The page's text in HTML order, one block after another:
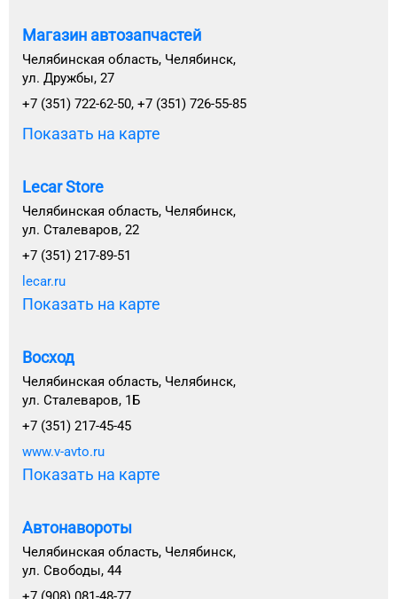
Магазин автозапчастей
Челябинская область, Челябинск,
ул. Дружбы, 27
+7 (351) 722-62-50, +7 (351) 726-55-85
Показать на карте
Lecar Store
Челябинская область, Челябинск,
ул. Сталеваров, 22
+7 (351) 217-89-51
lecar.ru
Показать на карте
Восход
Челябинская область, Челябинск,
ул. Сталеваров, 1Б
+7 (351) 217-45-45
www.v-avto.ru
Показать на карте
Автонавороты
Челябинская область, Челябинск,
ул. Свободы, 44